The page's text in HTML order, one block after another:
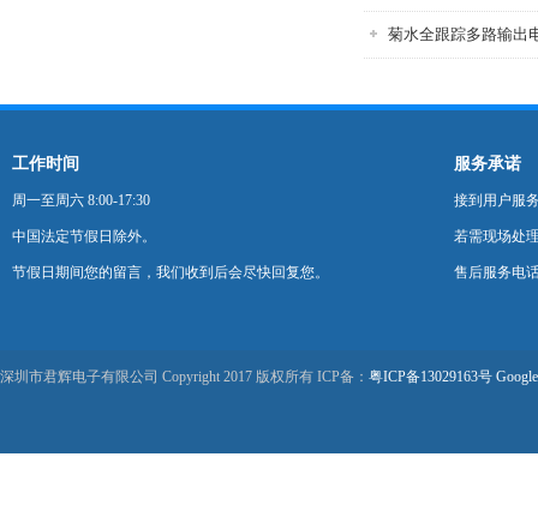
工作时间
周一至周六 8:00-17:30
中国法定节假日除外。
节假日期间您的留言，我们收到后会尽快回复您。
服务承诺
接到用户服
若需现场处
售后服务电
深圳市君辉电子有限公司 Copyright 2017 版权所有 ICP备： 粤ICP备13029163号